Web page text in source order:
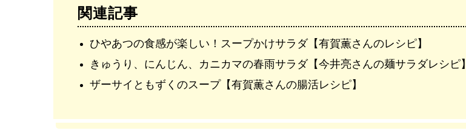
関連記事
ひやあつの食感が楽しい！スープかけサラダ【有賀薫さんのレシピ】
きゅうり、にんじん、カニカマの春雨サラダ【今井亮さんの麺サラダレシピ】
ザーサイともずくのスープ【有賀薫さんの腸活レシピ】